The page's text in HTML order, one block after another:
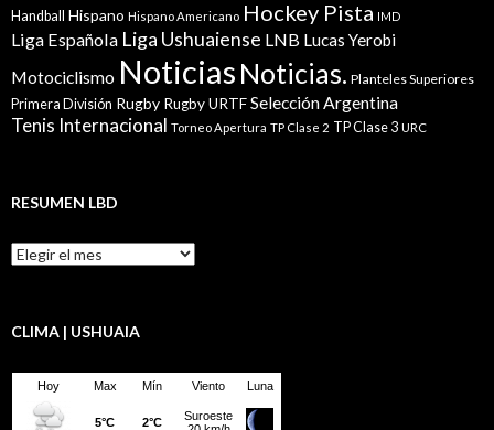
Handball Hispano Hispano Americano Hockey Pista IMD
Liga Española Liga Ushuaiense LNB Lucas Yerobi
Motociclismo Noticias Noticias. Planteles Superiores
Primera División Rugby Rugby URTFSelección Argentina
Tenis Internacional Torneo Apertura TP Clase 2 TP Clase 3 URC
RESUMEN LBD
Resumen
LBD
CLIMA | USHUAIA